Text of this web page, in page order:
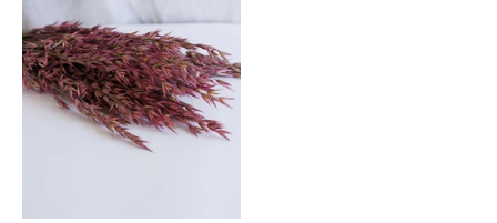
AJOUTER AU BOUQUET